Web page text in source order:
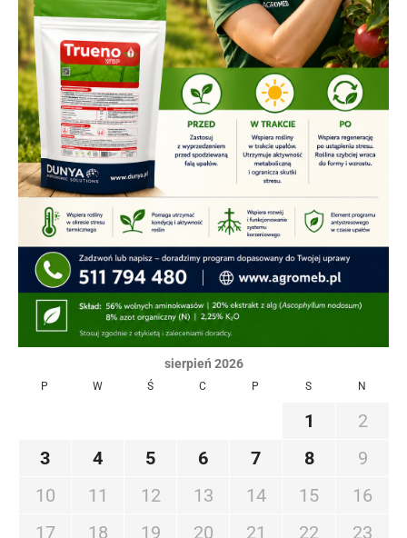
sierpień 2026
P W Ś C P S N
1
2
3
4 5 6 7 8
9
10
11 12 13 14 15
16
17
18 19 20 21 22
23